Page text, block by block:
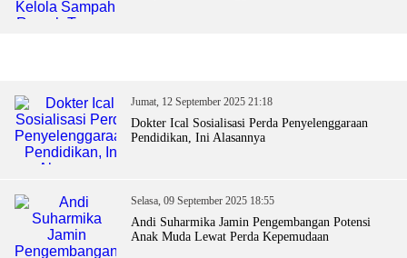
Jumat, 12 September 2025 21:18
Dokter Ical Sosialisasi Perda Penyelenggaraan
Pendidikan, Ini Alasannya
Selasa, 09 September 2025 18:55
Andi Suharmika Jamin Pengembangan Potensi
Anak Muda Lewat Perda Kepemudaan